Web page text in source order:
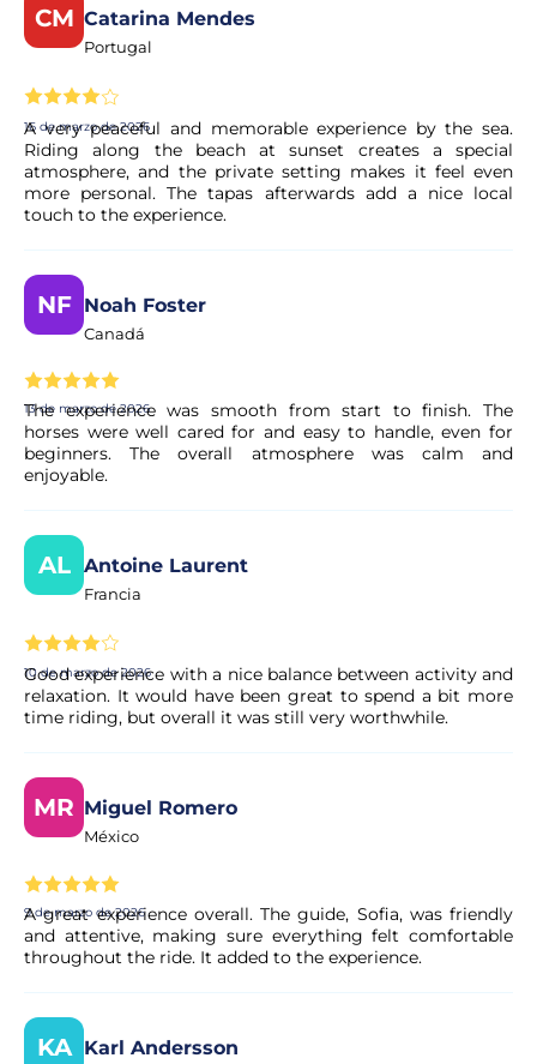
¿Puedo cancelar mi reserva si cambian mis
planes?
Sí. La mayoría de nuestras experiencias permiten la
cancelación gratuita hasta un plazo determinado. Las
condiciones exactas se muestran claramente en la página
de la actividad antes de finalizar la reserva.
¿Se confirma mi reserva de inmediato?
Sí, su reserva se procesa al instante. Nuestro colaborador
disponibilidad. En unos instantes, recibirá la confirmación
en su correo electrónico.
¿Es seguro realizar el pago?
Sí. Todos los pagos se procesan a través de sistemas
seguros y encriptados, lo que garantiza la total protección
de sus datos personales y financieros.
CM Catarina Mendes
Portugal
16 de marzo de 2026
A very peaceful and memorable experience by the sea.
Riding along the beach at sunset creates a special
atmosphere, and the private setting makes it feel even
more personal. The tapas afterwards add a nice local
touch to the experience.
NF Noah Foster
Canadá
13 de marzo de 2026
The experience was smooth from start to finish. The
horses were well cared for and easy to handle, even for
beginners. The overall atmosphere was calm and
enjoyable.
AL Antoine Laurent
Francia
10 de marzo de 2026
Good experience with a nice balance between activity and
relaxation. It would have been great to spend a bit more
time riding, but overall it was still very worthwhile.
MR Miguel Romero
México
9 de marzo de 2026
A great experience overall. The guide, Sofia, was friendly
and attentive, making sure everything felt comfortable
throughout the ride. It added to the experience.
KA Karl Andersson